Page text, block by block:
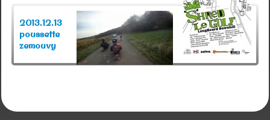
2013.12.13
poussette
zemouvy